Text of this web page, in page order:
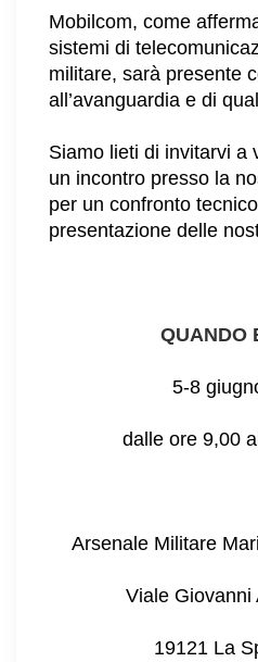
Mobilcom, come
sistemi di
militare, sarà presente
all’avanguardia e di
Siamo lieti di invitarvi a
un incontro presso la
per un confronto
presentazione delle
QUANDO
5-8
dalle ore 9,00
Arsenale Militare
Viale Giovanni
19121 La